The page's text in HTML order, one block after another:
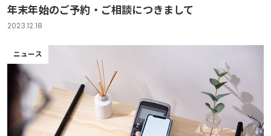
年末年始のご予約・ご相談につきまして
2023.12.18
ニュース